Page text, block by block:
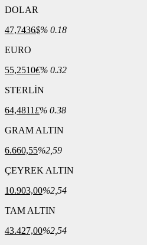
DOLAR
47,7436$% 0.18
EURO
55,2510€% 0.32
STERLİN
64,4811£% 0.38
GRAM ALTIN
6.660,55%2,59
ÇEYREK ALTIN
10.903,00%2,54
TAM ALTIN
43.427,00%2,54